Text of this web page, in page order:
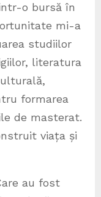
o bursă în
mi-a
studiilor
literatura
formarea
de masterat.
viața și
au fost